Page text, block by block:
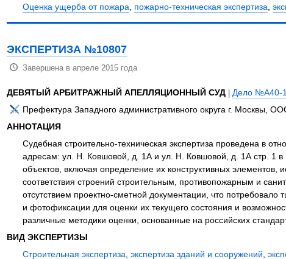
Оценка ущерба от пожара, пожарно-техническая экспертиза,
ЭКСПЕРТИЗА №10807
Завершена в апреле 2015 года
ДЕВЯТЫЙ АРБИТРАЖНЫЙ АПЕЛЛЯЦИОННЫЙ СУД | Дело №А40-
Префектура Западного административного округа г. Москвы,
АННОТАЦИЯ
Судебная строительно-техническая экспертиза проведена в
адресам: ул. Н. Ковшовой, д. 1А и ул. Н. Ковшовой, д. 1А стр. 1
объектов, включая определение их конструктивных элементов,
соответствия строений строительным, противопожарным и
отсутствием проектно-сметной документации, что
и фотофиксации для оценки их текущего состояния и
различные методики оценки, основанные на российских
ВИД ЭКСПЕРТИЗЫ
Строительная экспертиза, экспертиза зданий и сооружений,